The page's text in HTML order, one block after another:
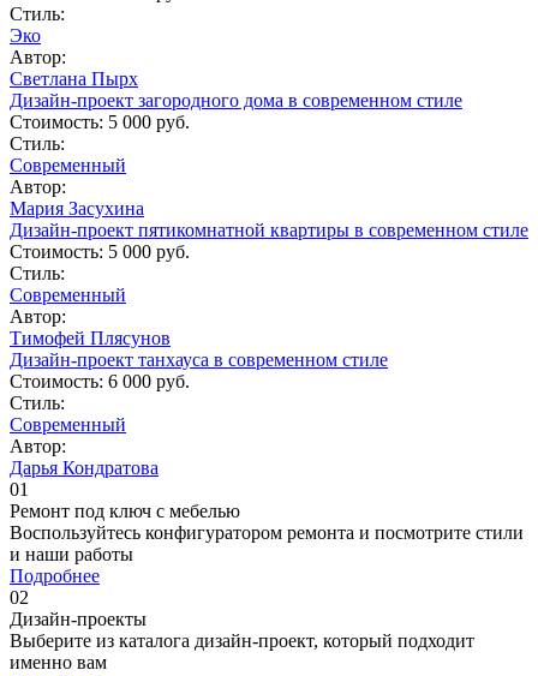
Стиль:
Эко
Автор:
Светлана Пырх
Дизайн-проект загородного дома в современном стиле
Стоимость: 5 000 руб.
Стиль:
Современный
Автор:
Мария Засухина
Дизайн-проект пятикомнатной квартиры в современном стиле
Стоимость: 5 000 руб.
Стиль:
Современный
Автор:
Тимофей Плясунов
Дизайн-проект танхауса в современном стиле
Стоимость: 6 000 руб.
Стиль:
Современный
Автор:
Дарья Кондратова
01
Ремонт под ключ c мебелью
Воспользуйтесь конфигуратором ремонта и посмотрите стили
и наши работы
Подробнее
02
Дизайн-проекты
Выберите из каталога дизайн-проект, который подходит
именно вам